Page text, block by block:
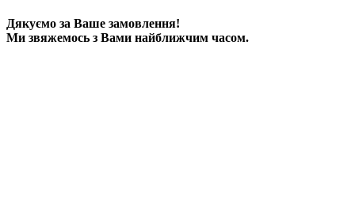
Дякуємо за Ваше замовлення!
Ми звяжемось з Вами найближчим часом.